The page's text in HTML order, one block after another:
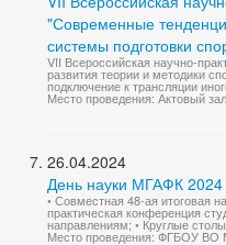
"Современные
системы подготовки
VII Всероссийская научно-
развития теории и методики
подключение к трансляции
Место проведения: Актовый
26.04.2024
День науки МГАФК 2024
• Совместная 48-ая итоговая
практическая конференция
направлениям; • Круглые
Место проведения: ФГБОУ